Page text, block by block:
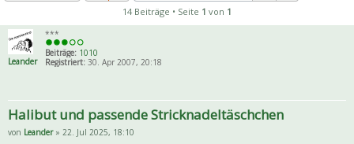
14 Beiträge • Seite 1 von 1
Leander
***
Beiträge: 1010
Registriert: 30. Apr 2007, 20:18
Halibut und passende Stricknadeltäschchen
von Leander» 22. Jul 2025, 18:10